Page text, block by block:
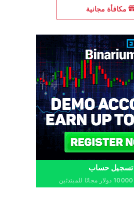
مكافأة مجانية
تسجيل حساب